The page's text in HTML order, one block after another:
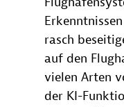
rasch
auf den
vielen Arten
der KI-